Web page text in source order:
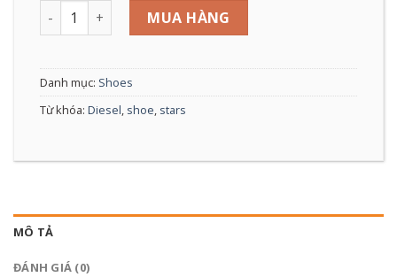
Magnete Exposure Diesel số lượng
MUA HÀNG
Danh mục: Shoes
Từ khóa: Diesel, shoe, stars
MÔ TẢ
ĐÁNH GIÁ (0)